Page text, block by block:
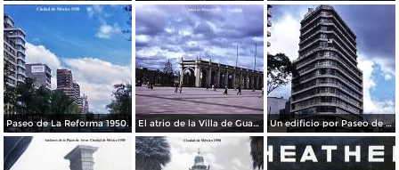
Paseo de La Reforma 1950. El atrio de la Villa de Guadalupe 1950. Un edificio por Paseo de La Reforma 1950